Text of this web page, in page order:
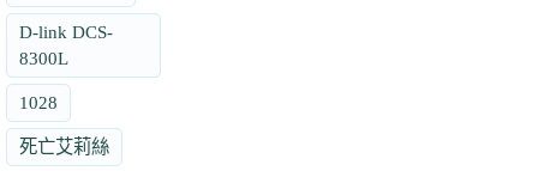
D-link DCS-
8300L
1028
死亡艾莉絲